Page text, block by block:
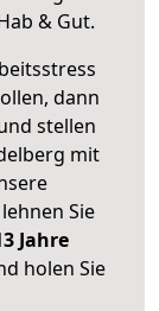
& Gut.
dann
stellen
mit
Sie
Jahre
holen Sie